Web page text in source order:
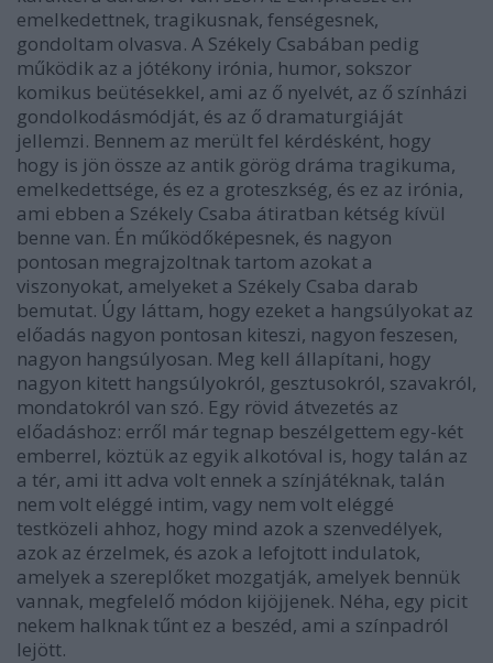
emelkedettnek, tragikusnak, fenségesnek,
gondoltam olvasva. A Székely Csabában pedig
működik az a jótékony irónia, humor, sokszor
komikus beütésekkel, ami az ő nyelvét, az ő színházi
gondolkodásmódját, és az ő dramaturgiáját
jellemzi. Bennem az merült fel kérdésként, hogy
hogy is jön össze az antik görög dráma tragikuma,
emelkedettsége, és ez a groteszkség, és ez az irónia,
ami ebben a Székely Csaba átiratban kétség kívül
benne van. Én működőképesnek, és nagyon
pontosan megrajzoltnak tartom azokat a
viszonyokat, amelyeket a Székely Csaba darab
bemutat. Úgy láttam, hogy ezeket a hangsúlyokat az
előadás nagyon pontosan kiteszi, nagyon feszesen,
nagyon hangsúlyosan. Meg kell állapítani, hogy
nagyon kitett hangsúlyokról, gesztusokról, szavakról,
mondatokról van szó. Egy rövid átvezetés az
előadáshoz: erről már tegnap beszélgettem egy-két
emberrel, köztük az egyik alkotóval is, hogy talán az
a tér, ami itt adva volt ennek a színjátéknak, talán
nem volt eléggé intim, vagy nem volt eléggé
testközeli ahhoz, hogy mind azok a szenvedélyek,
azok az érzelmek, és azok a lefojtott indulatok,
amelyek a szereplőket mozgatják, amelyek bennük
vannak, megfelelő módon kijöjjenek. Néha, egy picit
nekem halknak tűnt ez a beszéd, ami a színpadról
lejött.